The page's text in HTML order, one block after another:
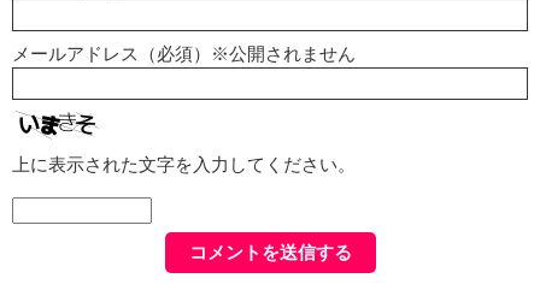
メールアドレス（必須）※公開されません
上に表示された文字を入力してください。